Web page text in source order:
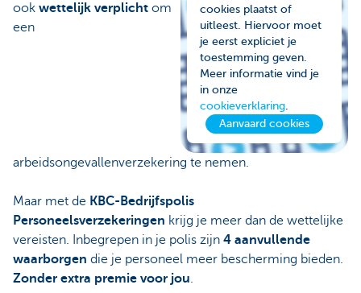
cookies plaatst of
uitleest. Hiervoor moet
je eerst expliciet je
toestemming geven.
Meer informatie vind je
in onze
cookieverklaring.
Aanvaard cookies
ook wettelijk verplicht om
een
arbeidsongevallenverzekering te nemen.
Maar met de KBC-Bedrijfspolis
Personeelsverzekeringen krijg je meer dan de wettelijke
vereisten. Inbegrepen in je polis zijn 4 aanvullende
waarborgen die je personeel meer bescherming bieden.
Zonder extra premie voor jou.